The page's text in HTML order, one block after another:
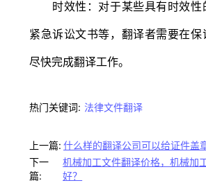
时效性：对于某些具有时效性
紧急诉讼文书等，翻译者需要在
尽快完成翻译工作。
热门关键词: 法律文件翻译
上一篇: 什么样的翻译公司可以给证件盖
下一
篇:
机械加工文件翻译价格，机械加
好？